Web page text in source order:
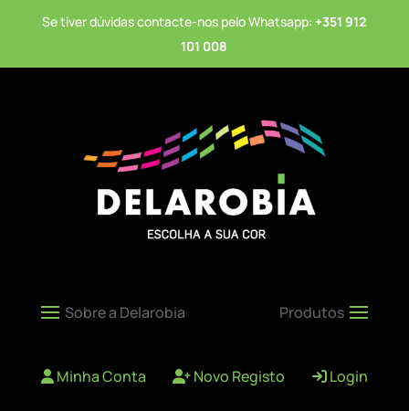
Se tiver dúvidas contacte-nos pelo Whatsapp: +351 912
101 008
Minha Conta Novo Registo Login